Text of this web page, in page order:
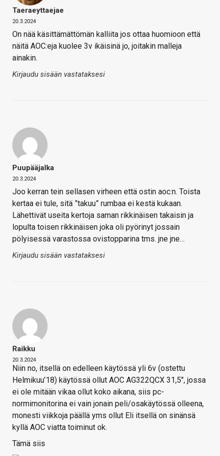
Taeraeyttaejae
20.3.2024
On nää käsittämättömän kalliita jos ottaa huomioon että
näitä AOC:eja kuolee 3v ikäisinä jo, joitakin malleja
ainakin.
Kirjaudu sisään vastataksesi
Puupääjalka
20.3.2024
Joo kerran tein sellasen virheen että ostin aoc:n. Toista
kertaa ei tule, sitä ”takuu” rumbaa ei kestä kukaan.
Lähettivät useita kertoja saman rikkinäisen takaisin ja
lopulta toisen rikkinäisen joka oli pyörinyt jossain
pölyisessä varastossa ovistopparina tms. jne jne…
Kirjaudu sisään vastataksesi
Raikku
20.3.2024
Niin no, itsellä on edelleen käytössä yli 6v (ostettu
Helmikuu’18) käytössä ollut AOC AG322QCX 31,5", jossa
ei ole mitään vikaa ollut koko aikana, siis pc-
normimonitorina ei vain jonain peli/osakäytössä olleena,
monesti viikkoja päällä yms ollut Eli itsellä on sinänsä
kyllä AOC viatta toiminut ok.
Tämä siis